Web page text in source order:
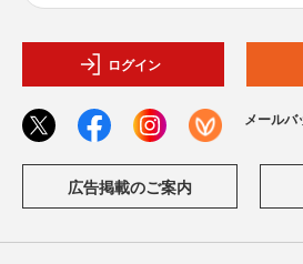
ログイン
メールバ
広告掲載のご案内